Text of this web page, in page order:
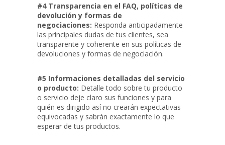
#4 Transparencia en el FAQ, políticas de
devolución y formas de
negociaciones: Responda anticipadamente
las principales dudas de tus clientes, sea
transparente y coherente en sus políticas de
devoluciones y formas de negociación.
#5 Informaciones detalladas del servicio
o producto: Detalle todo sobre tu producto
o servicio deje claro sus funciones y para
quién es dirigido así no crearán expectativas
equivocadas y sabrán exactamente lo que
esperar de tus productos.